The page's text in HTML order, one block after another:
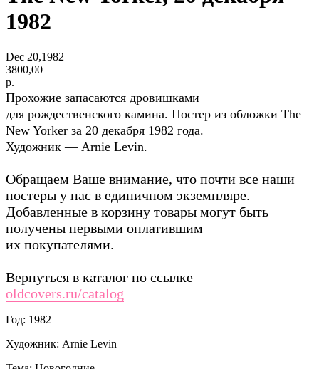
1982
Dec 20,1982
3800,00
р.
Прохожие запасаются дровишками
для рождественского камина. Постер из обложки The
New Yorker за 20 декабря 1982 года.
Художник — Arnie Levin.
Обращаем Ваше внимание, что почти все наши
постеры у нас в единичном экземпляре.
Добавленные в корзину товары могут быть
получены первыми оплатившим
их покупателями.
Вернуться в каталог по ссылке
oldcovers.ru/catalog
Год: 1982
Художник: Arnie Levin